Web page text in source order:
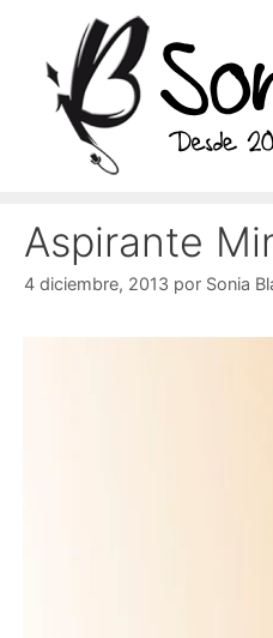
contenido
Aspirante
4 diciembre, 2013 por Sonia